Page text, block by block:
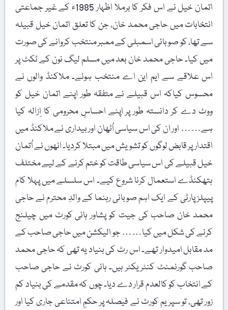
اتمان خیل نے اس فکر کا برملا اظہار 1985ء کے غیر جماعتی
انتخابات میں حاجی محمد خان، جن کا تعلق اتمان خیل قبیلہ
سے تھا، کو صوبائی اسمبلی کے ممبر منتخب کروانے کی صورت
میں کیا۔ حاجی محمد خان بعد میں مسلم لیگ نون کے ٹکٹ پر
اس علاقے سے ایم این اے منتخب ہوئے۔ ملاکنڈ والوں نے
محسوس کیاکہ اس قبیلے نے متفقہ طور اپنے اتمان خیل کو
ووٹ دے کر دانستہ طور پر اپنے احساسِ محرومی کا اِزالہ کیا
ہے…… اور ان کی اس سیاسی اُٹھان اور بیداری نے ملاکنڈ میں
اقتدارپر قابض لوگوں کو تشویش میں مبتلا کردیا۔ انھوں نے اُتمان
خیل قبیلے کی اس سیاسی طاقت کو ختم کرنے کے لیے مختلف
ہتھکنڈے استعمال کرنا شروع کیے۔ اس سلسلے میں پہلا کام
پیپلز پارٹی کے ایک اہم صوبائی رہنما کے والدِ محترم نے حاجی
محمد خان صاحب کی جیت کو پشاور ہائی کورٹ میں چیلنج
کرنے کی شکل میں کیا…… جو الیکشن میں حاجی صاحب کے
مد مقابل امیدوار تھے۔ اس رٹ کی بنیاد یہ تھی کہ حاجی محمد
صاحب گورنمنٹ کنٹریکٹر ہیں۔ ہائی کورٹ نے حاجی صاحب
کے انتخاب کو کالعدم قرار دے دیا۔ چوں کہ مقدمے کی بنیاد کم
زور تھی، تو سپریم کورٹ نے فیصلہ پر حکمِ امتناعی جاری کیا اور